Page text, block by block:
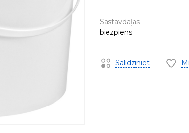
Sastāvdaļas
biezpiens
Salīdziniet